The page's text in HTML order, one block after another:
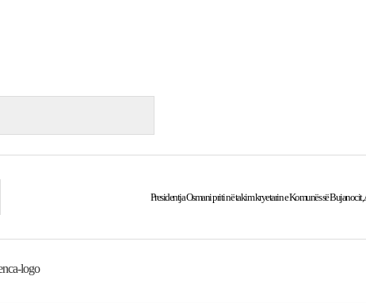
Presidentja Osmani priti në takim kryetarin e Komunës së Bujanocit,